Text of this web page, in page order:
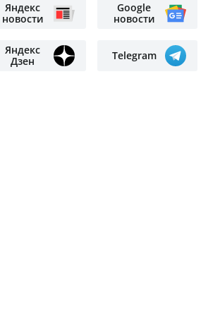
Яндекс
новости
Google
новости
Яндекс
Дзен
Telegram